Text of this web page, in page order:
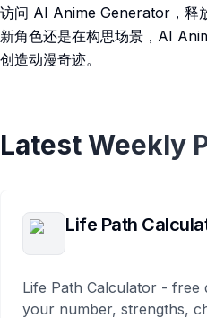
访问 AI Anime Generator，释
新角色还是在构思场景，AI
创造动漫奇迹。
Latest Weekly
Life Path
Life Path Calculator - free
your number, strengths,